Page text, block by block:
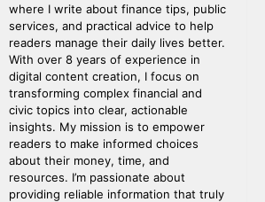
where I write about finance tips, public
services, and practical advice to help
readers manage their daily lives better.
With over 8 years of experience in
digital content creation, I focus on
transforming complex financial and
civic topics into clear, actionable
insights. My mission is to empower
readers to make informed choices
about their money, time, and
resources. I’m passionate about
providing reliable information that truly